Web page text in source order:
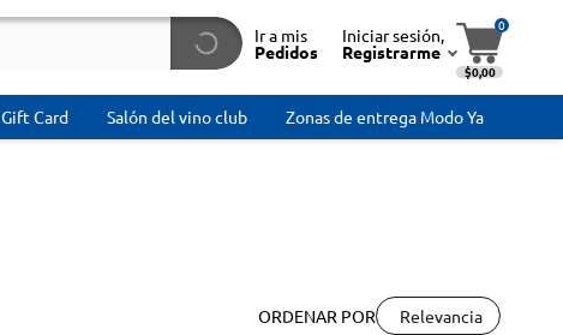
Ir a mis
Pedidos
Iniciar sesión,
Registrarme
0
$0,00
Gift Card Salón del vino club Zonas de entrega Modo Ya
ORDENAR POR Relevancia